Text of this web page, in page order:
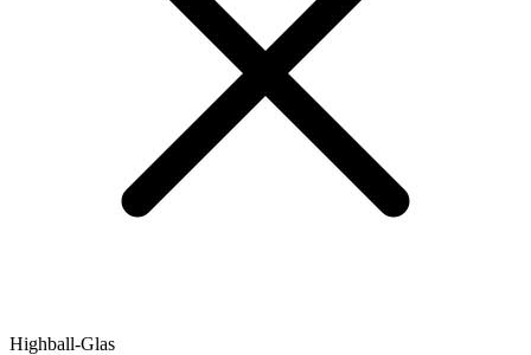
Highball-Glas